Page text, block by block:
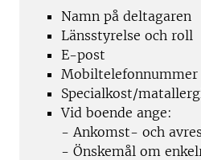
Namn på deltagaren
Länsstyrelse och roll
E-post
Mobiltelefonnummer
Specialkost/
Vid boende ange:
- Ankomst- och
- Önskemål om